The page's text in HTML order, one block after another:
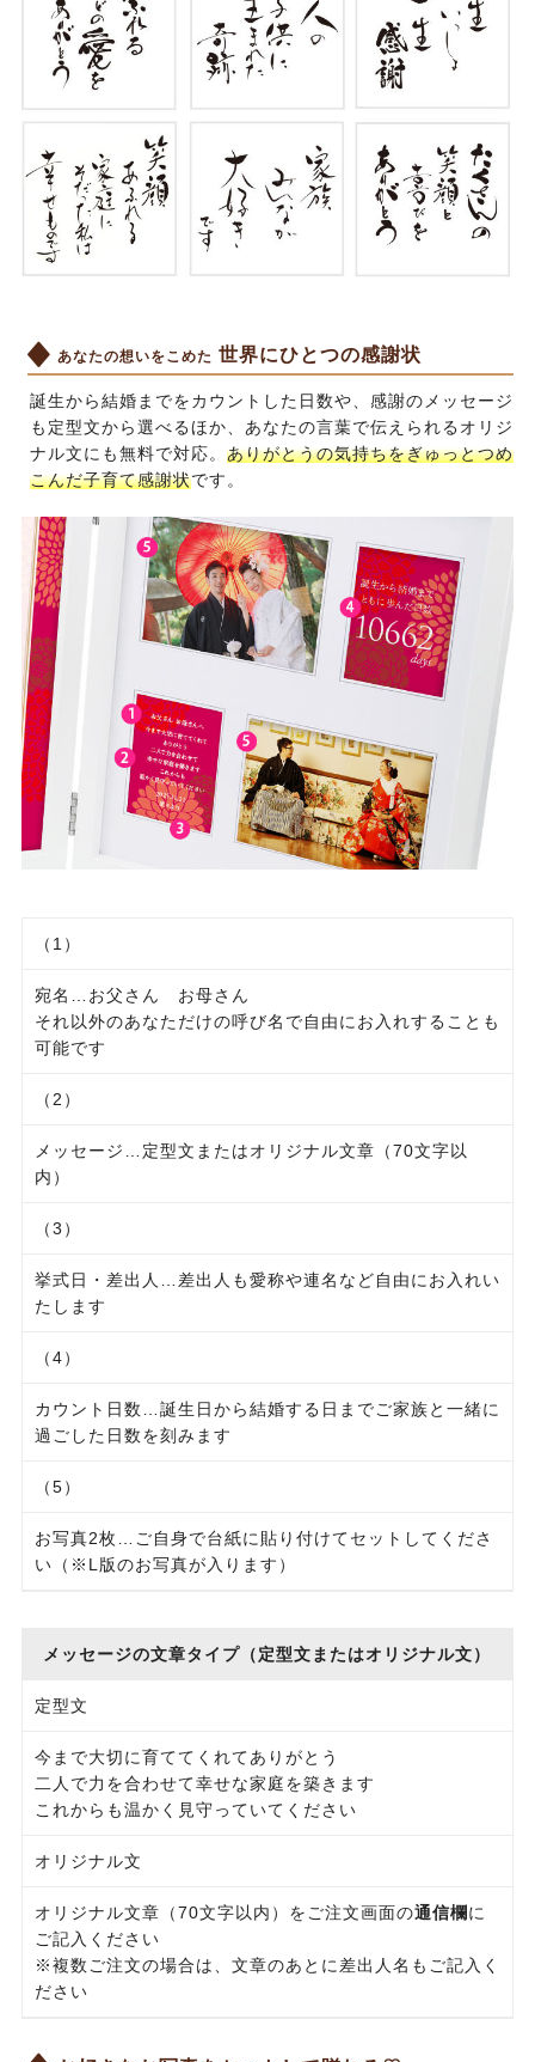
あなたの想いをこめた 世界にひとつの感謝状
誕生から結婚までをカウントした日数や、感謝のメッセージ
も定型文から選べるほか、あなたの言葉で伝えられるオリジ
ナル文にも無料で対応。 ありがとうの気持ちをぎゅっとつめ
こんだ子育て感謝状です。
（1）
宛名…お父さん お母さん
それ以外のあなただけの呼び名で自由にお入れすることも
可能です
（2）
メッセージ…定型文またはオリジナル文章（70文字以
内）
（3）
挙式日・差出人…差出人も愛称や連名など自由にお入れい
たします
（4）
カウント日数…誕生日から結婚する日までご家族と一緒に
過ごした日数を刻みます
（5）
お写真2枚…ご自身で台紙に貼り付けてセットしてくださ
い（※L版のお写真が入ります）
メッセージの文章タイプ（定型文またはオリジナル文）
定型文
今まで大切に育ててくれてありがとう
二人で力を合わせて幸せな家庭を築きます
これからも温かく見守っていてください
オリジナル文
オリジナル文章（70文字以内）をご注文画面の通信欄に
ご記入ください
※複数ご注文の場合は、文章のあとに差出人名もご記入く
ださい